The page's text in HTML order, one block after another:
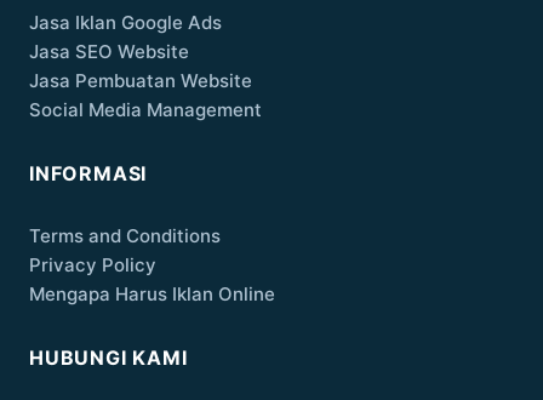
Jasa Iklan Google Ads
Jasa SEO Website
Jasa Pembuatan Website
Social Media Management
INFORMASI
Terms and Conditions
Privacy Policy
Mengapa Harus Iklan Online
HUBUNGI KAMI